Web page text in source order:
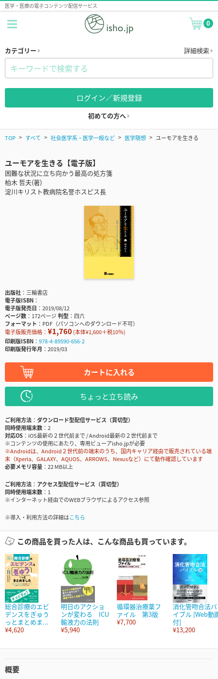
医学・医療の電子コンテンツ配信サービス
0
カテゴリー 詳細検索
ログイン／新規登録
初めての方へ
TOP すべて 社会医学系・医学一般など 医学随想 ユーモアを生きる
ユーモアを生きる【電子版】
困難な状況に立ち向かう最高の処方箋
柏木 哲夫(著)
淀川キリスト教病院名誉ホスピス長
出版社
三輪書店
電子版ISBN
電子版発売日
2019/08/12
ページ数
172ページ判型
四六
フォーマット
PDF（パソコンへのダウンロード不可）
電子版販売価格： ¥1,760(本体¥1,600＋税10％)
印刷版ISBN
978-4-89590-656-2
印刷版発行年月
2019/03
カートに入れる
ちょっと立ち読み
ご利用方法
ダウンロード型配信サービス（買切型）
同時使用端末数
2
対応OS
iOS最新の２世代前まで / Android最新の２世代前まで
※コンテンツの使用にあたり、専用ビューアisho.jpが必要
※Androidは、Android２世代前の端末のうち、国内キャリア経由で販売されている端
末（Xperia、GALAXY、AQUOS、ARROWS、Nexusなど）にて動作確認しています
必要メモリ容量
22 MB以上
ご利用方法
アクセス型配信サービス（買切型）
同時使用端末数
1
※インターネット経由でのWEBブラウザによるアクセス参照
※導入・利用方法の詳細はこちら
この商品を買った人は、こんな商品も買っています。
総合診療のエビ
デンスをぎゅう
っとまとめま...
¥4,620
明日のアクショ
ンが変わる ICU
輸液力の法則
¥5,940
循環器治療薬フ
ァイル 第3版
¥7,700
消化管吻合法バ
イブル [Web動
付]
¥13,200
概要